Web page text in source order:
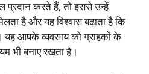
प्रदान करते हैं, तो इससे उन्हें
है और यह विश्वास बढ़ाता है कि
यह आपके व्यवसाय को ग्राहकों के
भी बनाए रखता है।